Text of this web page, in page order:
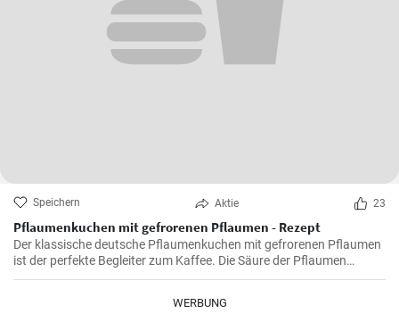
Speichern Aktie 23
Pflaumenkuchen mit gefrorenen Pflaumen - Rezept
Der klassische deutsche Pflaumenkuchen mit gefrorenen Pflaumen
ist der perfekte Begleiter zum Kaffee. Die Säure der Pflaumen
kombiniert mit der Süße des Kuchenteigs ergibt ein harmonisches
WERBUNG